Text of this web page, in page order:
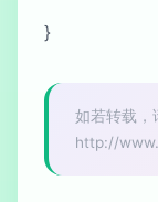
}
如若转载，
http://